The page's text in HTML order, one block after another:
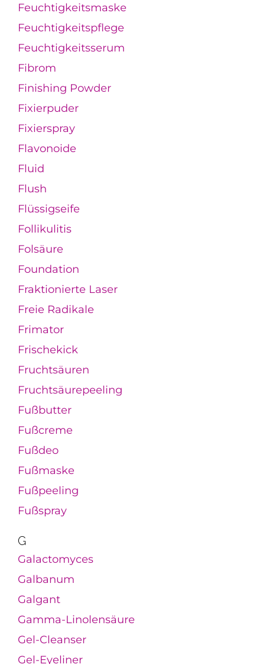
Feuchtigkeitsmaske
Feuchtigkeitspflege
Feuchtigkeitsserum
Fibrom
Finishing Powder
Fixierpuder
Fixierspray
Flavonoide
Fluid
Flush
Flüssigseife
Follikulitis
Folsäure
Foundation
Fraktionierte Laser
Freie Radikale
Frimator
Frischekick
Fruchtsäuren
Fruchtsäurepeeling
Fußbutter
Fußcreme
Fußdeo
Fußmaske
Fußpeeling
Fußspray
G
Galactomyces
Galbanum
Galgant
Gamma-Linolensäure
Gel-Cleanser
Gel-Eyeliner